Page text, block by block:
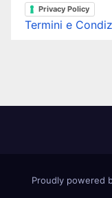
Privacy Policy
Termini e
Proudly powered